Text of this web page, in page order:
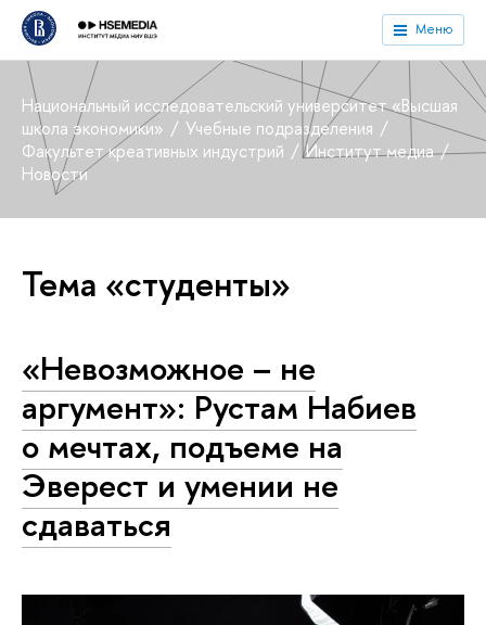
Меню
Национальный исследовательский университет «Высшая
школа экономики»
Учебные подразделения
Факультет креативных индустрий
Институт медиа
Новости
Тема «студенты»
«Невозможное – не
аргумент»: Рустам Набиев
о мечтах, подъеме на
Эверест и умении не
сдаваться